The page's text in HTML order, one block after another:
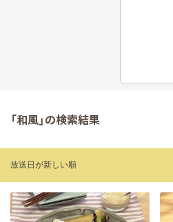
「和風」の検索結果
放送日が新しい順